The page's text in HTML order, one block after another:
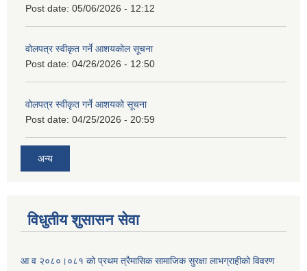
Post date: 05/06/2026 - 12:12
वोलपत्र स्वीकृत गर्ने आशयकोल सूचना
Post date: 04/26/2026 - 12:50
वोलपत्र स्वीकृत गर्ने आशयको सूचना
Post date: 04/25/2026 - 20:59
अन्य
विधुतीय शुसासन सेवा
आ व २०८०।०८१ को प्रथम त्रैमासिक सामाजिक सुरक्षा लाभग्राहीको विवरण